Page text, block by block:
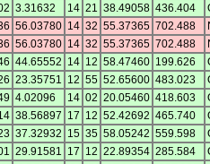
3.31632 14 21 38.49058 436.404
56.03780 14 32 55.37365 702.488
56.03780 14 32 55.37365 702.488
44.65552 14 12 58.47460 199.626
23.35751 12 55 52.65600 483.023
4.02096 14 02 20.05460 418.603
38.56897 17 12 52.42692 465.740
37.32932 15 35 58.05242 559.598
29.91581 17 12 22.89354 285.584